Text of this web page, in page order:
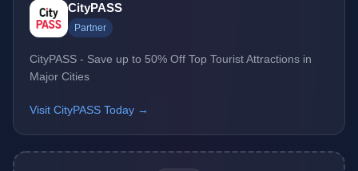
CityPASS
Partner
CityPASS - Save up to 50% Off Top Tourist Attractions in
Major Cities
Visit CityPASS Today →